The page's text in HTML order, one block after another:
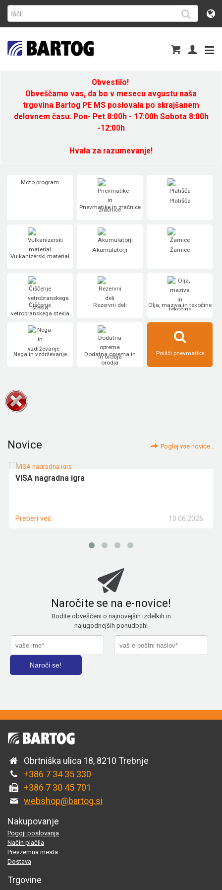
Obvestilo!
Obveščamo vas, da bo v mesecu avgustu naša
trgovina Bartog PE MS poslovala po skrajšanem
delovnem času. Pon- Pet 8:00h - 17:00h Sobota 8:00h
-12:00h
Hvala za razumevanje!
Moto program
Pnevmatike in zračnice
Platišča
Vulkanizerski material
Akumulatorji Žarnice
Čiščenje
vetrobranskega stekla
Rezervni deli Olja, maziva in tekočine
Nega in vzdrževanje
Dodatna oprema in
orodja
Poišči pnevmatike
Novice Poglej vse novice...
VISA nagradna igra
10.06.2026
Preberi več
Naročite se na e-novice!
Bodite obveščeni o najnovejših izdelkih in
najugodnejših ponudbah!
Obrtniška ulica 18, 8210 Trebnje
+386 7 34 35 330
+386 7 30 45 701
webshop@bartog.si
Nakupovanje
Pogoji poslovanja
Način plačila
Prevzemna mesta
Dostava
Trgovine